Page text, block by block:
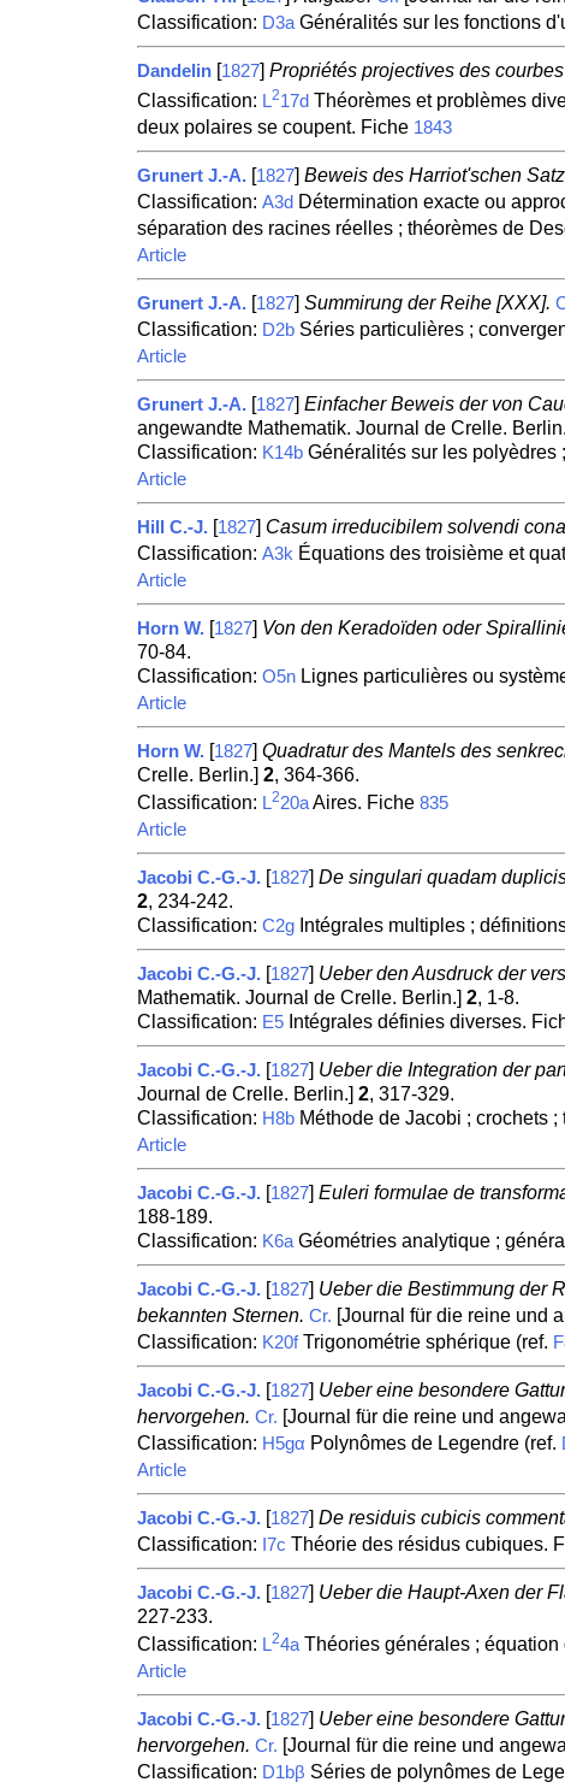
Classification: D3aGénéralités sur les fonctions
Dandelin [1827] Propriétés projectives des
Classification: L217dThéorèmes et problèmes
deux polaires se coupent. Fiche 1843
Grunert J.-A. [1827] Beweis des Harriot'schen
Classification: A3dDétermination exacte ou
séparation des racines réelles ; théorèmes de
Article
Grunert J.-A. [1827] Summirung der Reihe [XXX].
Classification: D2bSéries particulières ;
Article
Grunert J.-A. [1827] Einfacher Beweis der von
angewandte Mathematik. Journal de Crelle.
Classification: K14bGénéralités sur les polyèdres
Article
Hill C.-J. [1827] Casum irreducibilem solvendi
Classification: A3k Équations des troisième et
Article
Horn W. [1827] Von den Keradoïden oder
70-84.
Classification: O5nLignes particulières ou
Article
Horn W. [1827] Quadratur des Mantels des
Crelle. Berlin.] 2, 364-366.
Classification: L220aAires. Fiche 835
Article
Jacobi C.-G.-J. [1827] De singulari quadam
2, 234-242.
Classification: C2gIntégrales multiples ;
Jacobi C.-G.-J. [1827] Ueber den Ausdruck der
Mathematik. Journal de Crelle. Berlin.] 2, 1-8.
Classification: E5Intégrales définies diverses.
Jacobi C.-G.-J. [1827] Ueber die Integration der
Journal de Crelle. Berlin.] 2, 317-329.
Classification: H8bMéthode de Jacobi ; crochets
Article
Jacobi C.-G.-J. [1827] Euleri formulae de
188-189.
Classification: K6aGéométries analytique ;
Jacobi C.-G.-J. [1827] Ueber die Bestimmung der
bekannten Sternen. Cr. [Journal für die reine und
Classification: K20fTrigonométrie sphérique (ref.
Jacobi C.-G.-J. [1827] Ueber eine besondere
hervorgehen. Cr. [Journal für die reine und
Classification: H5gα Polynômes de Legendre (ref.
Article
Jacobi C.-G.-J. [1827] De residuis cubicis
Classification: I7c Théorie des résidus cubiques.
Jacobi C.-G.-J. [1827] Ueber die Haupt-Axen der
227-233.
Classification: L24aThéories générales ; équation
Article
Jacobi C.-G.-J. [1827] Ueber eine besondere
hervorgehen. Cr. [Journal für die reine und
Classification: D1bβ Séries de polynômes de